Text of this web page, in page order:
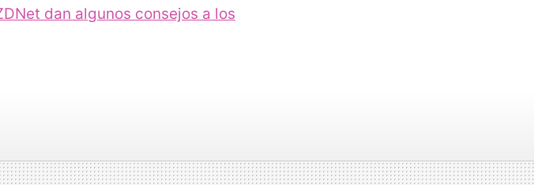
dan algunos consejos a los